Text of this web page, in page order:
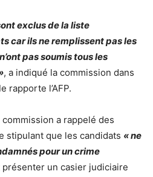
exclus de la liste
car ils ne remplissent pas les
pas soumis tous les
, a indiqué la commission dans
rapporte l’AFP.
a rappelé des
stipulant que les candidats « ne
pour un crime
un casier judiciaire